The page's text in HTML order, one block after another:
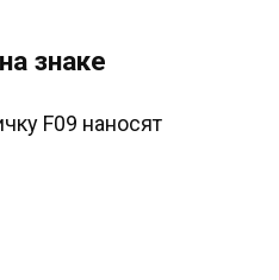
знаке
F09 наносят